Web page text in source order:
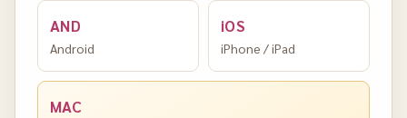
AND
Android
iOS
iPhone / iPad
MAC